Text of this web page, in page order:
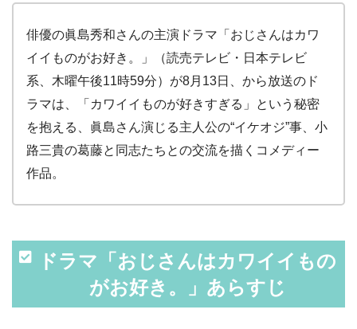
俳優の眞島秀和さんの主演ドラマ「おじさんはカワ
イイものがお好き。」（読売テレビ・日本テレビ
系、木曜午後11時59分）が8月13日、から放送のド
ラマは、「カワイイものが好きすぎる」という秘密
を抱える、眞島さん演じる主人公の“イケオジ”事、小
路三貴の葛藤と同志たちとの交流を描くコメディー
作品。
ドラマ「おじさんはカワイイもの
がお好き。」あらすじ